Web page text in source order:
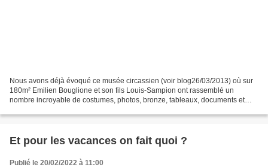
Nous avons déjà évoqué ce musée circassien (voir blog26/03/2013) où sur
180m² Emilien Bouglione et son fils Louis-Sampion ont rassemblé un
nombre incroyable de costumes, photos, bronze, tableaux, documents et
Et pour les vacances on fait quoi ?
Publié le 20/02/2022 à 11:00